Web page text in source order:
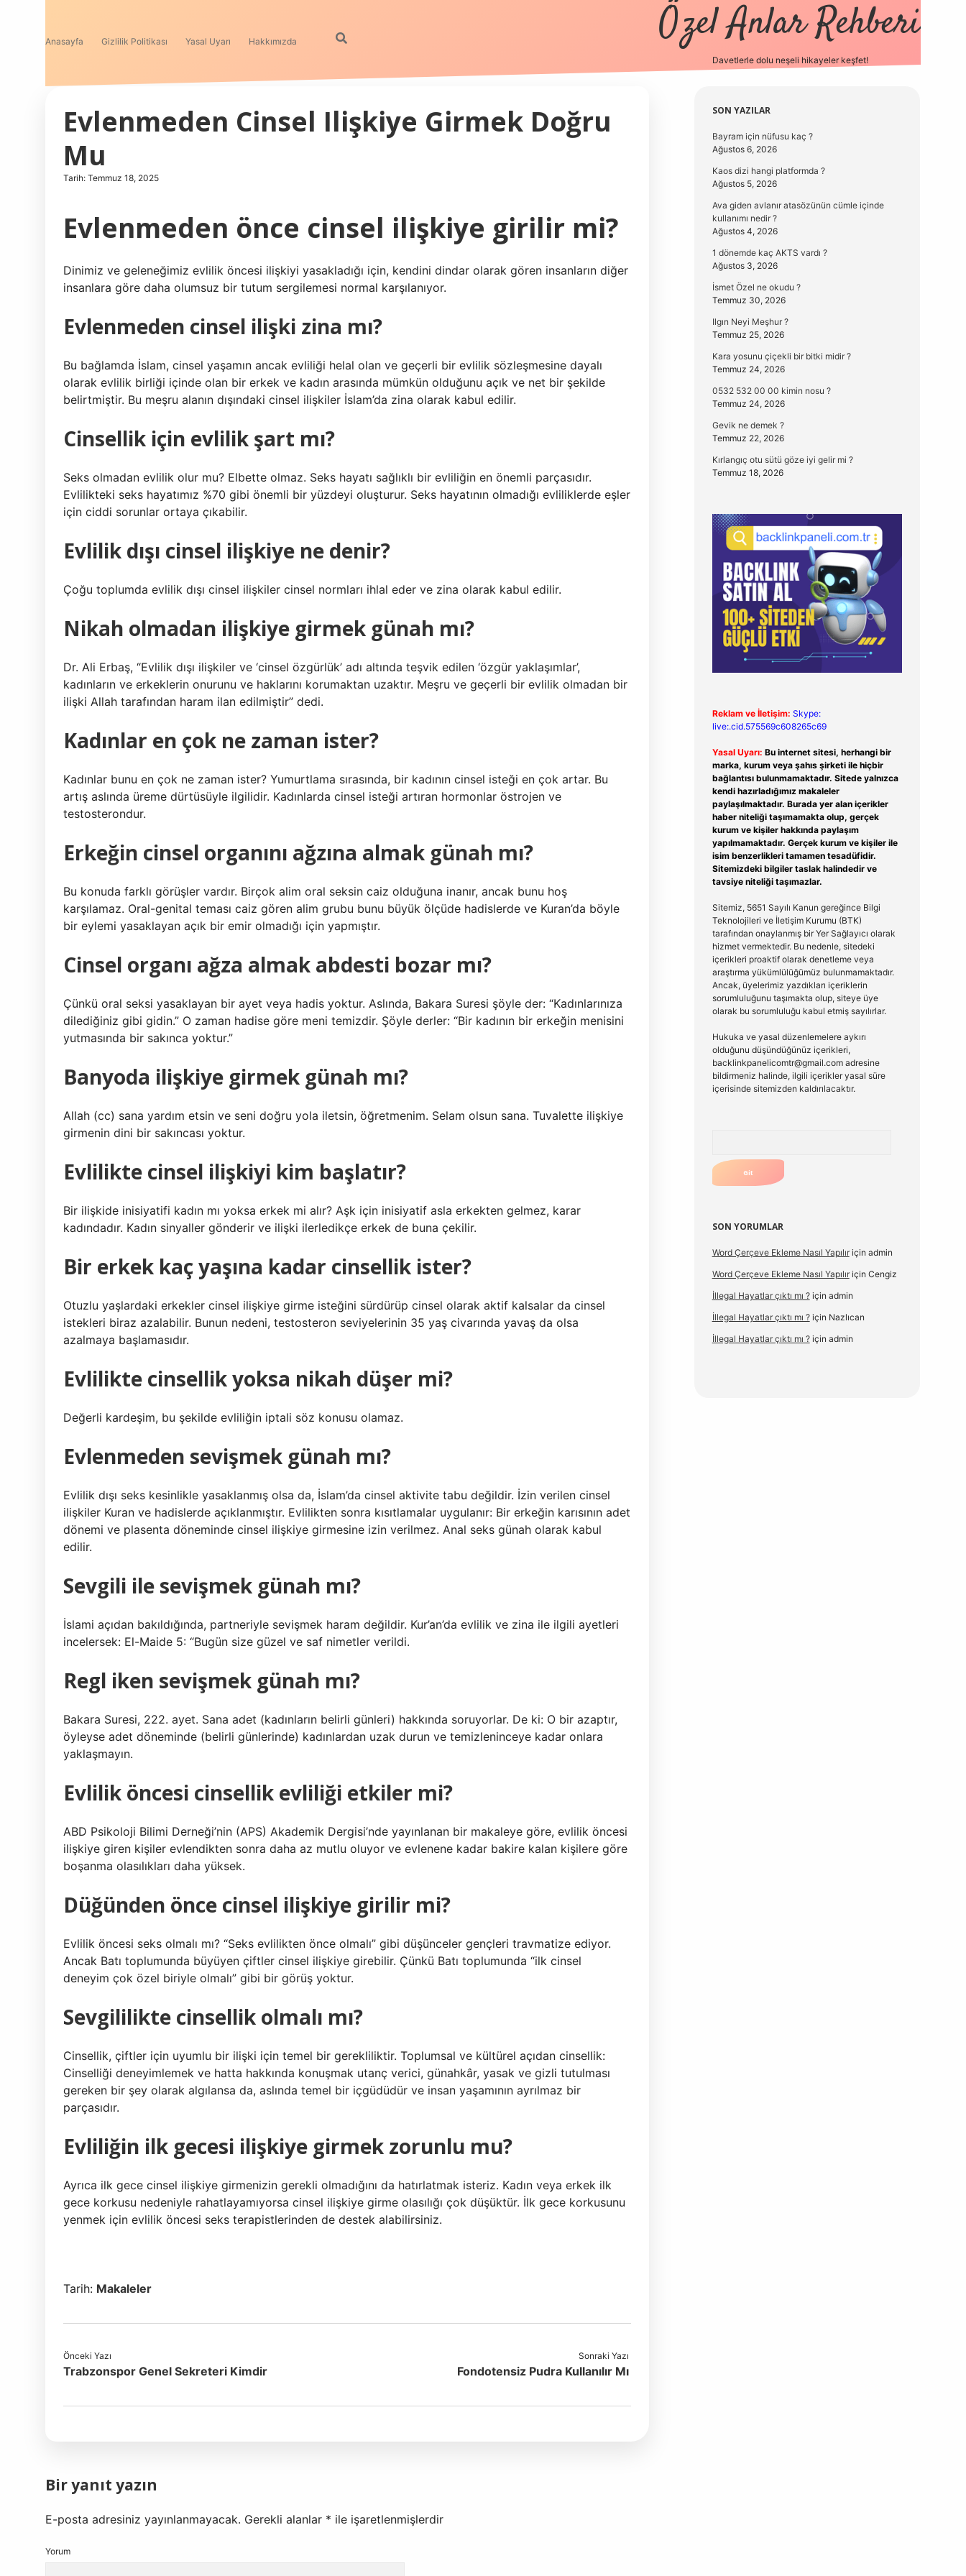
Anasayfa Gizlilik Politikası Yasal Uyarı Hakkımızda Özel Anlar Rehberi
Davetlerle dolu neşeli hikayeler keşfet!
Evlenmeden Cinsel Ilişkiye Girmek Doğru
Mu
Tarih: Temmuz 18, 2025
Evlenmeden önce cinsel ilişkiye girilir mi?
Dinimiz ve geleneğimiz evlilik öncesi ilişkiyi yasakladığı için, kendini dindar olarak gören insanların diğer
insanlara göre daha olumsuz bir tutum sergilemesi normal karşılanıyor.
Evlenmeden cinsel ilişki zina mı?
Bu bağlamda İslam, cinsel yaşamın ancak evliliği helal olan ve geçerli bir evlilik sözleşmesine dayalı
olarak evlilik birliği içinde olan bir erkek ve kadın arasında mümkün olduğunu açık ve net bir şekilde
belirtmiştir. Bu meşru alanın dışındaki cinsel ilişkiler İslam’da zina olarak kabul edilir.
Cinsellik için evlilik şart mı?
Seks olmadan evlilik olur mu? Elbette olmaz. Seks hayatı sağlıklı bir evliliğin en önemli parçasıdır.
Evlilikteki seks hayatımız %70 gibi önemli bir yüzdeyi oluşturur. Seks hayatının olmadığı evliliklerde eşler
için ciddi sorunlar ortaya çıkabilir.
Evlilik dışı cinsel ilişkiye ne denir?
Çoğu toplumda evlilik dışı cinsel ilişkiler cinsel normları ihlal eder ve zina olarak kabul edilir.
Nikah olmadan ilişkiye girmek günah mı?
Dr. Ali Erbaş, “Evlilik dışı ilişkiler ve ‘cinsel özgürlük’ adı altında teşvik edilen ‘özgür yaklaşımlar’,
kadınların ve erkeklerin onurunu ve haklarını korumaktan uzaktır. Meşru ve geçerli bir evlilik olmadan bir
ilişki Allah tarafından haram ilan edilmiştir” dedi.
Kadınlar en çok ne zaman ister?
Kadınlar bunu en çok ne zaman ister? Yumurtlama sırasında, bir kadının cinsel isteği en çok artar. Bu
artış aslında üreme dürtüsüyle ilgilidir. Kadınlarda cinsel isteği artıran hormonlar östrojen ve
testosterondur.
Erkeğin cinsel organını ağzına almak günah mı?
Bu konuda farklı görüşler vardır. Birçok alim oral seksin caiz olduğuna inanır, ancak bunu hoş
karşılamaz. Oral-genital teması caiz gören alim grubu bunu büyük ölçüde hadislerde ve Kuran’da böyle
bir eylemi yasaklayan açık bir emir olmadığı için yapmıştır.
Cinsel organı ağza almak abdesti bozar mı?
Çünkü oral seksi yasaklayan bir ayet veya hadis yoktur. Aslında, Bakara Suresi şöyle der: “Kadınlarınıza
dilediğiniz gibi gidin.” O zaman hadise göre meni temizdir. Şöyle derler: “Bir kadının bir erkeğin menisini
yutmasında bir sakınca yoktur.”
Banyoda ilişkiye girmek günah mı?
Allah (cc) sana yardım etsin ve seni doğru yola iletsin, öğretmenim. Selam olsun sana. Tuvalette ilişkiye
girmenin dini bir sakıncası yoktur.
Evlilikte cinsel ilişkiyi kim başlatır?
Bir ilişkide inisiyatifi kadın mı yoksa erkek mi alır? Aşk için inisiyatif asla erkekten gelmez, karar
kadındadır. Kadın sinyaller gönderir ve ilişki ilerledikçe erkek de buna çekilir.
Bir erkek kaç yaşına kadar cinsellik ister?
Otuzlu yaşlardaki erkekler cinsel ilişkiye girme isteğini sürdürüp cinsel olarak aktif kalsalar da cinsel
istekleri biraz azalabilir. Bunun nedeni, testosteron seviyelerinin 35 yaş civarında yavaş da olsa
azalmaya başlamasıdır.
Evlilikte cinsellik yoksa nikah düşer mi?
Değerli kardeşim, bu şekilde evliliğin iptali söz konusu olamaz.
Evlenmeden sevişmek günah mı?
Evlilik dışı seks kesinlikle yasaklanmış olsa da, İslam’da cinsel aktivite tabu değildir. İzin verilen cinsel
ilişkiler Kuran ve hadislerde açıklanmıştır. Evlilikten sonra kısıtlamalar uygulanır: Bir erkeğin karısının adet
dönemi ve plasenta döneminde cinsel ilişkiye girmesine izin verilmez. Anal seks günah olarak kabul
edilir.
Sevgili ile sevişmek günah mı?
İslami açıdan bakıldığında, partneriyle sevişmek haram değildir. Kur’an’da evlilik ve zina ile ilgili ayetleri
incelersek: El-Maide 5: “Bugün size güzel ve saf nimetler verildi.
Regl iken sevişmek günah mı?
Bakara Suresi, 222. ayet. Sana adet (kadınların belirli günleri) hakkında soruyorlar. De ki: O bir azaptır,
öyleyse adet döneminde (belirli günlerinde) kadınlardan uzak durun ve temizleninceye kadar onlara
yaklaşmayın.
Evlilik öncesi cinsellik evliliği etkiler mi?
ABD Psikoloji Bilimi Derneği’nin (APS) Akademik Dergisi’nde yayınlanan bir makaleye göre, evlilik öncesi
ilişkiye giren kişiler evlendikten sonra daha az mutlu oluyor ve evlenene kadar bakire kalan kişilere göre
boşanma olasılıkları daha yüksek.
Düğünden önce cinsel ilişkiye girilir mi?
Evlilik öncesi seks olmalı mı? “Seks evlilikten önce olmalı” gibi düşünceler gençleri travmatize ediyor.
Ancak Batı toplumunda büyüyen çiftler cinsel ilişkiye girebilir. Çünkü Batı toplumunda “ilk cinsel
deneyim çok özel biriyle olmalı” gibi bir görüş yoktur.
Sevgililikte cinsellik olmalı mı?
Cinsellik, çiftler için uyumlu bir ilişki için temel bir gerekliliktir. Toplumsal ve kültürel açıdan cinsellik:
Cinselliği deneyimlemek ve hatta hakkında konuşmak utanç verici, günahkâr, yasak ve gizli tutulması
gereken bir şey olarak algılansa da, aslında temel bir içgüdüdür ve insan yaşamının ayrılmaz bir
parçasıdır.
Evliliğin ilk gecesi ilişkiye girmek zorunlu mu?
Ayrıca ilk gece cinsel ilişkiye girmenizin gerekli olmadığını da hatırlatmak isteriz. Kadın veya erkek ilk
gece korkusu nedeniyle rahatlayamıyorsa cinsel ilişkiye girme olasılığı çok düşüktür. İlk gece korkusunu
yenmek için evlilik öncesi seks terapistlerinden de destek alabilirsiniz.
Tarih: Makaleler
Önceki Yazı
Trabzonspor Genel Sekreteri Kimdir
Sonraki Yazı
Fondotensiz Pudra Kullanılır Mı
Bir yanıt yazın
E-posta adresiniz yayınlanmayacak. Gerekli alanlar * ile işaretlenmişlerdir
Yorum
Sidebar
SON YAZILAR
Bayram için nüfusu kaç ?
Ağustos 6, 2026
Kaos dizi hangi platformda ?
Ağustos 5, 2026
Ava giden avlanır atasözünün cümle içinde
kullanımı nedir ?
Ağustos 4, 2026
1 dönemde kaç AKTS vardı ?
Ağustos 3, 2026
İsmet Özel ne okudu ?
Temmuz 30, 2026
Ilgın Neyi Meşhur ?
Temmuz 25, 2026
Kara yosunu çiçekli bir bitki midir ?
Temmuz 24, 2026
0532 532 00 00 kimin nosu ?
Temmuz 24, 2026
Gevik ne demek ?
Temmuz 22, 2026
Kırlangıç otu sütü göze iyi gelir mi ?
Temmuz 18, 2026
Reklam ve İletişim: Skype:
live:.cid.575569c608265c69
Yasal Uyarı: Bu internet sitesi, herhangi bir
marka, kurum veya şahıs şirketi ile hiçbir
bağlantısı bulunmamaktadır. Sitede yalnızca
kendi hazırladığımız makaleler
paylaşılmaktadır. Burada yer alan içerikler
haber niteliği taşımamakta olup, gerçek
kurum ve kişiler hakkında paylaşım
yapılmamaktadır. Gerçek kurum ve kişiler ile
isim benzerlikleri tamamen tesadüfidir.
Sitemizdeki bilgiler taslak halindedir ve
tavsiye niteliği taşımazlar.
Sitemiz, 5651 Sayılı Kanun gereğince Bilgi
Teknolojileri ve İletişim Kurumu (BTK)
tarafından onaylanmış bir Yer Sağlayıcı olarak
hizmet vermektedir. Bu nedenle, sitedeki
içerikleri proaktif olarak denetleme veya
araştırma yükümlülüğümüz bulunmamaktadır.
Ancak, üyelerimiz yazdıkları içeriklerin
sorumluluğunu taşımakta olup, siteye üye
olarak bu sorumluluğu kabul etmiş sayılırlar.
Hukuka ve yasal düzenlemelere aykırı
olduğunu düşündüğünüz içerikleri,
backlinkpanelicomtr@gmail.comadresine
bildirmeniz halinde, ilgili içerikler yasal süre
içerisinde sitemizden kaldırılacaktır.
SON YORUMLAR
Word Çerçeve Ekleme Nasıl Yapılıriçin admin
Word Çerçeve Ekleme Nasıl Yapılıriçin Cengiz
İllegal Hayatlar çıktı mı ?için admin
İllegal Hayatlar çıktı mı ?için Nazlıcan
İllegal Hayatlar çıktı mı ?için admin